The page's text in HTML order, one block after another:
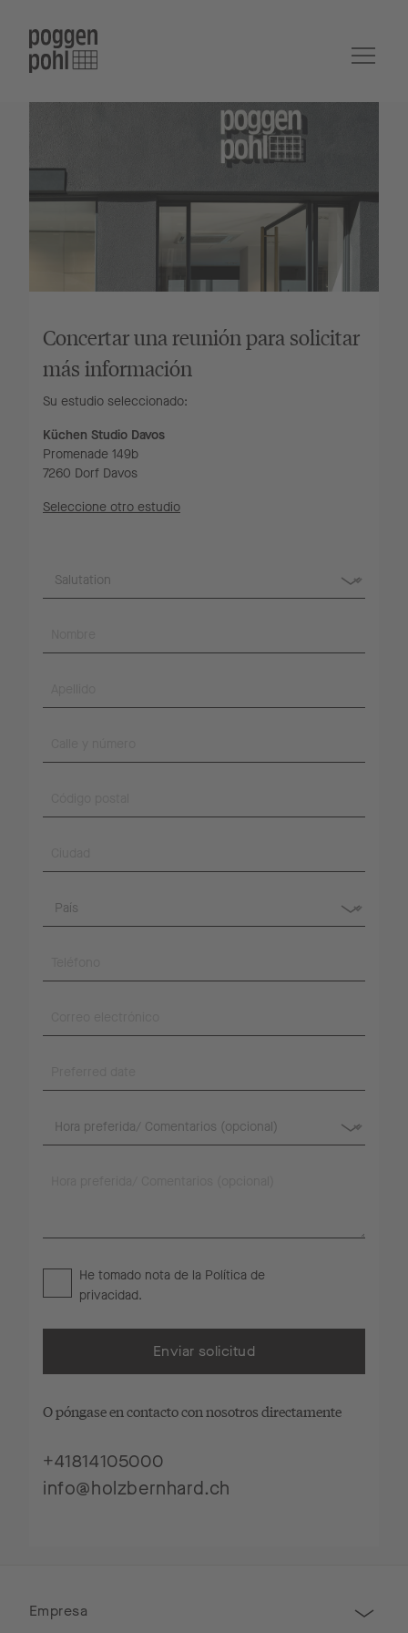
Concertar una reunión para solicitar
más información
Su estudio seleccionado:
Küchen Studio Davos
Promenade 149b
7260 Dorf Davos
Seleccione otro estudio
He tomado nota de la Política de
privacidad.
Enviar solicitud
O póngase en contacto con nosotros directamente
+41814105000
info@holzbernhard.ch
Empresa